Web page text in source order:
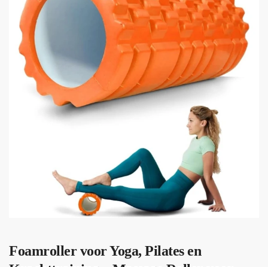
Foamroller voor Yoga, Pilates en